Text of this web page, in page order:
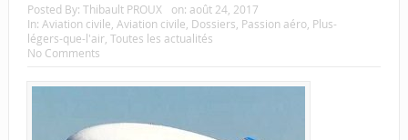
Posted By: Thibault PROUX on: août 24, 2017
In: Aviation civile Aviation civile Dossiers Passion aéro, Plus-
légers-que-l'air, Toutes les actualités
No Comments